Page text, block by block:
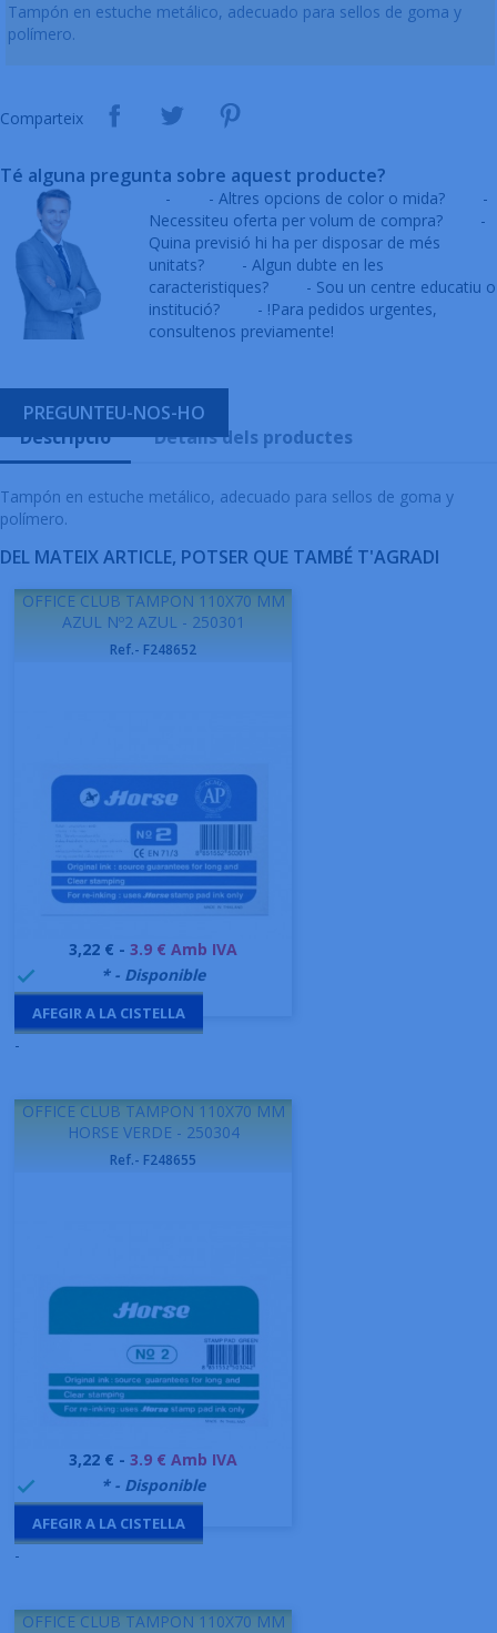
Tampón en estuche metálico, adecuado para sellos de goma y
polímero.
Comparteix
Té alguna pregunta sobre aquest producte?
- - Altres opcions de color o mida?
-
Necessiteu oferta per volum de compra?
-
Quina previsió hi ha per disposar de més
unitats?
- Algun dubte en les
caracteristiques?
- Sou un centre educatiu o
institució?
- !Para pedidos urgentes,
consultenos previamente!
PREGUNTEU-NOS-HO
Descripció
Detalls dels productes
Tampón en estuche metálico, adecuado para sellos de goma y
polímero.
DEL MATEIX ARTICLE, POTSER QUE TAMBÉ T'AGRADI
OFFICE CLUB TAMPON 110X70 MM
AZUL Nº2 AZUL - 250301
Ref.- F248652
Preu
3,22 € - 3.9 € Amb IVA
 * - Disponible
AFEGIR A LA CISTELLA
-
OFFICE CLUB TAMPON 110X70 MM
HORSE VERDE - 250304
Ref.- F248655
Preu
3,22 € - 3.9 € Amb IVA
 * - Disponible
AFEGIR A LA CISTELLA
-
OFFICE CLUB TAMPON 110X70 MM